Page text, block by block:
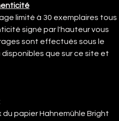
limité à 30 exemplaires tous
signé par l'hauteur vous
sont effectués sous le
que sur ce site et
papier Hahnemühle Bright